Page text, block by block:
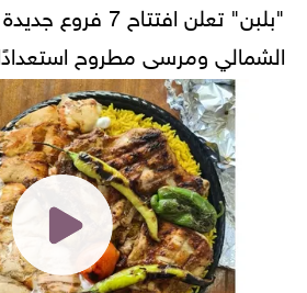
"بلبن" تعلن افتتاح
الشمالي ومرسى مطروح استعدادًا